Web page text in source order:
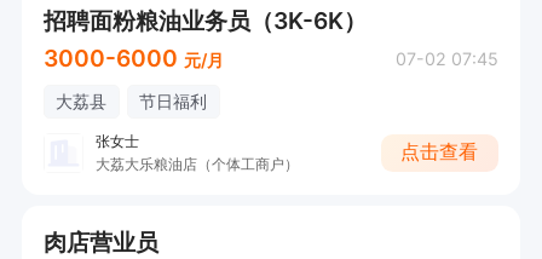
招聘面粉粮油业务员（3K-6K）
3000-6000 元/月 07-02 07:45
大荔县 节日福利
张女士
大荔大乐粮油店（个体工商户）
点击查看
肉店营业员